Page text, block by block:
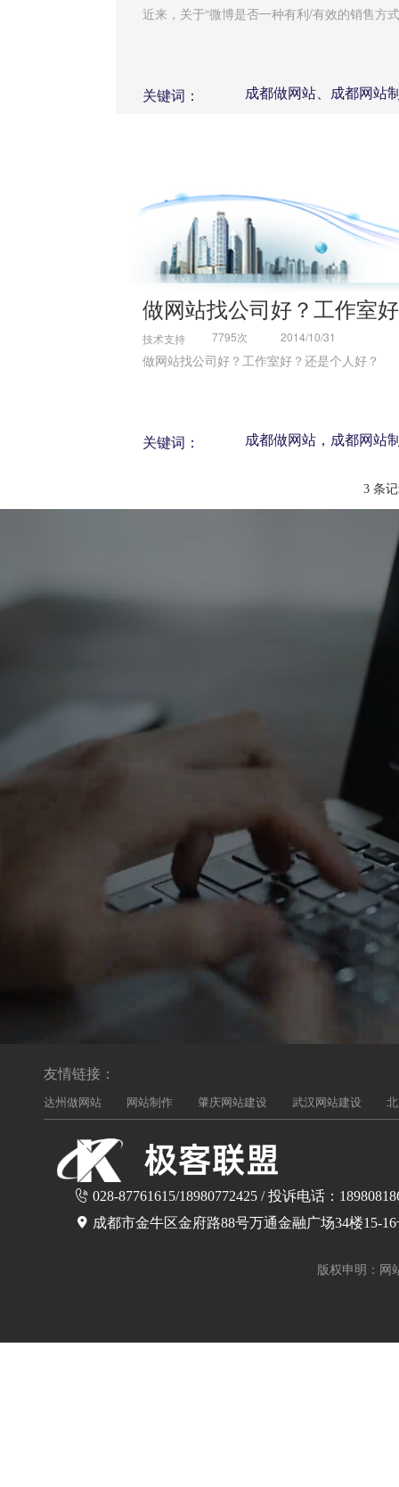
近来，关于“微博是否一种有利/有效的销售方
关键词： 成都做网站、成都网站
做网站找公司好？工作室
技术支持 7795次 2014/10/31
做网站找公司好？工作室好？还是个人好？
关键词：
成都做网站，成都网站
3 条
友情链接：
达州做网站 网站制作 肇庆网站建设 武汉网站建设
028-87761615/18980772425 / 投诉电话：
成都市金牛区金府路88号万通金融广场34楼15-
版权申明：网